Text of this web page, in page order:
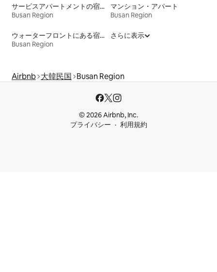
サービスアパートメントの宿泊施設
Busan Region
マンション・アパート
Busan Region
ウォーターフロントにある宿泊施設
Busan Region
さらに表示
Airbnb 大韓民国 Busan Region
© 2026 Airbnb, Inc.
プライバシー
利用規約